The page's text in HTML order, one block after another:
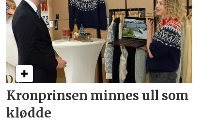
Kronprinsen minnes ull som
klødde